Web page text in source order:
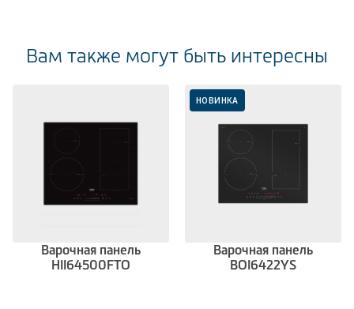
Вам также могут быть интересны
Варочная панель
HII64500FTO
НОВИНКА
Варочная панель
BOI6422YS